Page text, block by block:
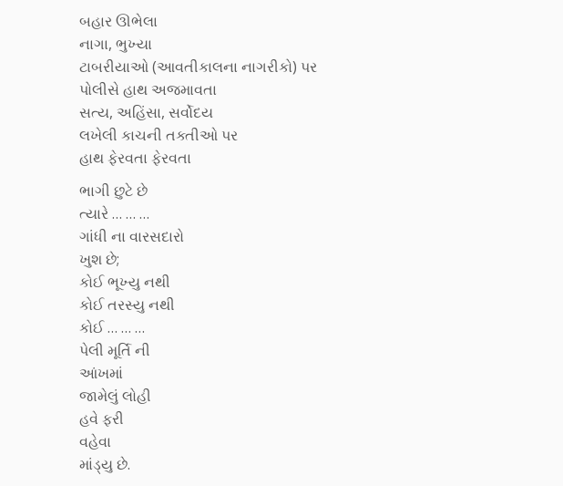
બહાર ઊભેલા
નાગા, ભુખ્યા
ટાબરીયાઓ (આવતીકાલના નાગરીકો) પર
પોલીસે હાથ અજમાવતા
સત્ય, અહિંસા, સર્વોદય
લખેલી કાચની તક્તીઓ પર
હાથ ફેરવતા ફેરવતા
ભાગી છુટે છે
ત્યારે … … …
ગાંધી ના વારસદારો
ખુશ છે;
કોઈ ભૂખ્યુ નથી
કોઈ તરસ્યુ નથી
કોઈ … … …
પેલી મૂર્તિ ની
આંખમાં
જામેલું લોહી
હવે ફરી
વહેવા
માંડ્યુ છે.